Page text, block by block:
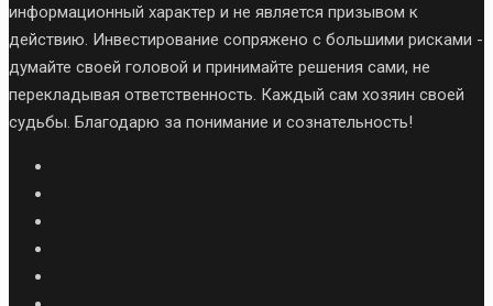
информационный характер и не является призывом к
действию. Инвестирование сопряжено с большими рисками -
думайте своей головой и принимайте решения сами, не
перекладывая ответственность. Каждый сам хозяин своей
судьбы. Благодарю за понимание и сознательность!